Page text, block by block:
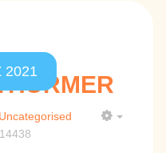
2021
Uncategorised